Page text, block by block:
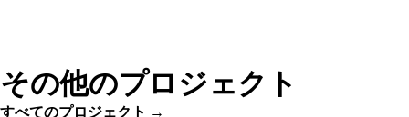
その他のプロジェクト
すべてのプロジェクト →